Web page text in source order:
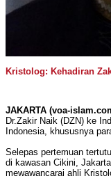
Kristolog: Kehadiran
JAKARTA (voa-
Dr.Zakir Naik (DZN) ke
Indonesia, khususnya
Selepas pertemuan
di kawasan Cikini,
mewawancarai ahli